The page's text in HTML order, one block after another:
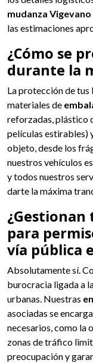
mudanza Vigevano
las estimaciones
¿Cómo se
durante la
La protección de
materiales de
reforzadas, plástico
películas estirables)
objeto, desde los
nuestros vehículos
y todos nuestros
darte la máxima
para
vía pública
Absolutamente sí.
burocracia ligada a
urbanas. Nuestras
asociadas se
necesarios, como la
zonas de tráfico
preocupación y